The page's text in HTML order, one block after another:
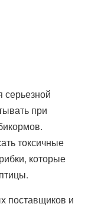
серьезной
при
токсичные
которые
поставщиков и